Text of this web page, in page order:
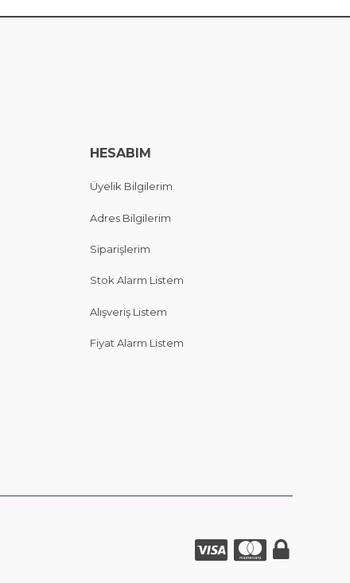
HESABIM
Üyelik Bilgilerim
Adres Bilgilerim
Siparişlerim
Stok Alarm Listem
Alışveriş Listem
Fiyat Alarm Listem